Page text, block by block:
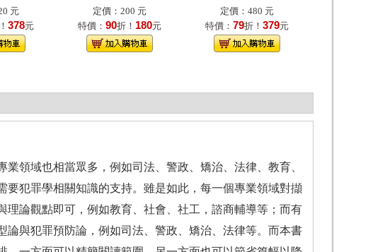
元
378元
定價：200 元
特價： 90折！ 180元
定價：480 元
特價： 79折！ 379元
領域也相當眾多，例如司法、警政、矯治、法律、教育、
犯罪學相關知識的支持。雖是如此，每一個專業領域對擷
論觀點即可，例如教育、社會、社工，諮商輔導等；而有
與犯罪預防論，例如司法、警政、矯治、法律等。而本書